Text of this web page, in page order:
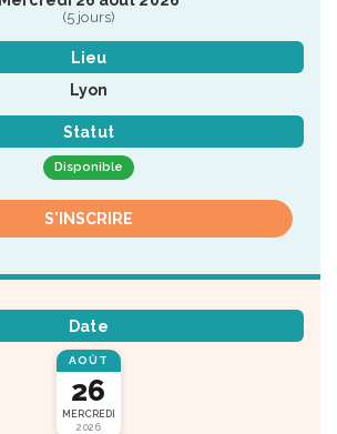
(5 jours)
Lieu
Lyon
Statut
Disponible
S'INSCRIRE
Date
AOÛT
26
MERCREDI
2026